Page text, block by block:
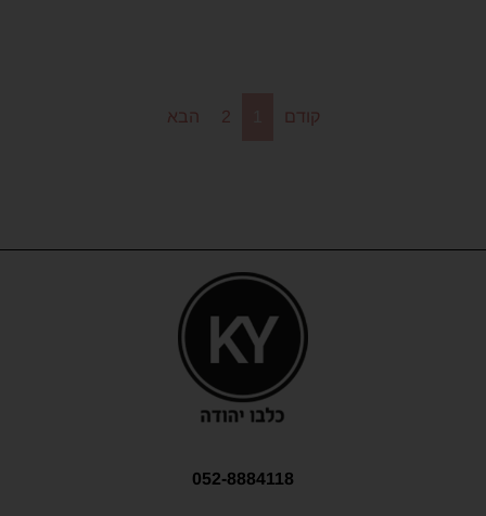
קודם 2 הבא
052-8884118